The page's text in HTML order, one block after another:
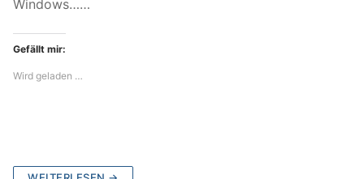
Windows……
Gefällt mir:
Wird geladen …